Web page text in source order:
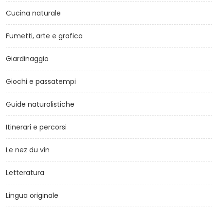
Cucina naturale
Fumetti, arte e grafica
Giardinaggio
Giochi e passatempi
Guide naturalistiche
Itinerari e percorsi
Le nez du vin
Letteratura
Lingua originale